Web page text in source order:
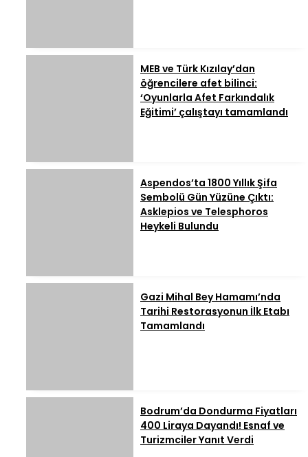
MEB ve Türk Kızılay’dan
öğrencilere afet bilinci:
‘Oyunlarla Afet Farkındalık
Eğitimi’ çalıştayı tamamlandı
Aspendos’ta 1800 Yıllık Şifa
Sembolü Gün Yüzüne Çıktı:
Asklepios ve Telesphoros
Heykeli Bulundu
Gazi Mihal Bey Hamamı’nda
Tarihi Restorasyonun İlk Etabı
Tamamlandı
Bodrum’da Dondurma Fiyatları
400 Liraya Dayandı! Esnaf ve
Turizmciler Yanıt Verdi